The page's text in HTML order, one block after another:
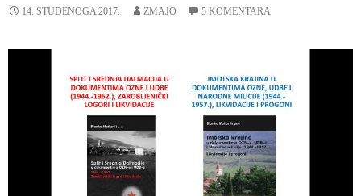
14. STUDENOGA 2017. ZMAJO 5 KOMENTARA